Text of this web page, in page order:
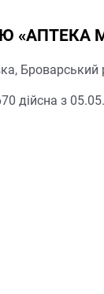
«АПТЕКА
Броварський
дійсна з